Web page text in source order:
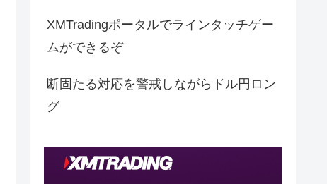
XMTradingポータルでラインタッチゲー
ムができるぞ
断固たる対応を警戒しながらドル円ロン
グ